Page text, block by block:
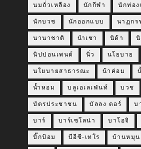
นมถั่วเหลือง นักกีฬา นักท่อง
นักบวช นักออกแบบ นาฏกร
นานาชาติ นำเชา นิด้า
นิปปอนเพนต์ นิ่ว นโยบาย
นโยบายสาธารณะ น้าค่อม
น้ำหอม บลูเอเลเฟ่นท์ บวช
บัตรประชาชน บัลลง ดอร์ บ
บาร์ บาร์เซโลน่า บาโอจิ
บิ๊กป้อม บีอีซี-เทโร บ้านหมุน